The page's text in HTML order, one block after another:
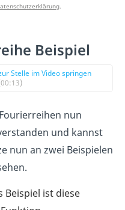
Beispiel
Stelle im Video springen
nun
und kannst
nun an zwei Beispielen
Beispiel ist diese